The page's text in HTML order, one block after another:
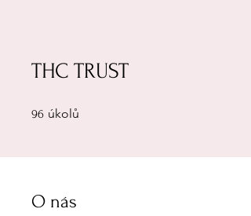
THC TRUST
96 úkolů
O nás